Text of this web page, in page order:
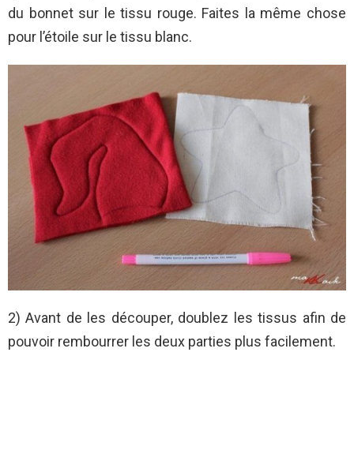
du bonnet sur le tissu rouge. Faites la même chose
pour l’étoile sur le tissu blanc.
2) Avant de les découper, doublez les tissus afin de
pouvoir rembourrer les deux parties plus facilement.